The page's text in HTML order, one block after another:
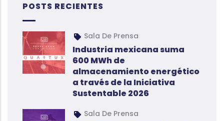
POSTS RECIENTES
Sala De Prensa
Industria mexicana suma
600 MWh de
almacenamiento energético
a través de la Iniciativa
Sustentable 2026
Sala De Prensa